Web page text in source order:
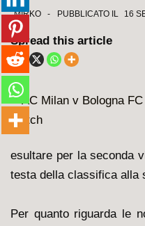
MIRKO PUBBLICATO IL 16
Spread this article
esultare per la seconda
testa della classifica alla
Per quanto riguarda le